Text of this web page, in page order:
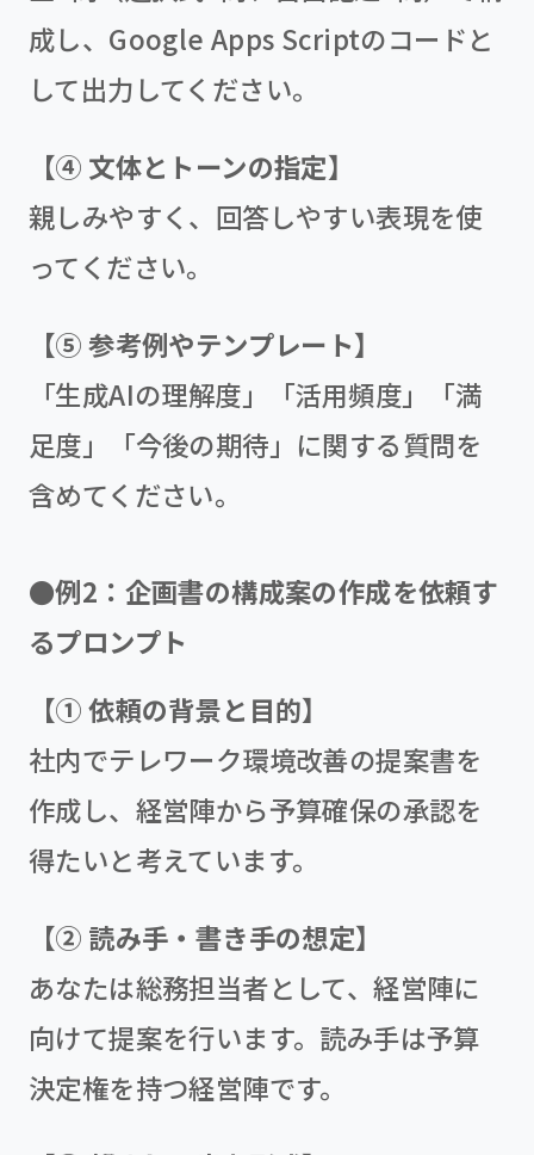
成し、Google Apps Scriptのコードと
して出力してください。
【④ 文体とトーンの指定】
親しみやすく、回答しやすい表現を使
ってください。
【⑤ 参考例やテンプレート】
「生成AIの理解度」「活用頻度」「満
足度」「今後の期待」に関する質問を
含めてください。
●例2：企画書の構成案の作成を依頼す
るプロンプト
【① 依頼の背景と目的】
社内でテレワーク環境改善の提案書を
作成し、経営陣から予算確保の承認を
得たいと考えています。
【② 読み手・書き手の想定】
あなたは総務担当者として、経営陣に
向けて提案を行います。読み手は予算
決定権を持つ経営陣です。